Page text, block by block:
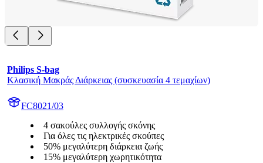
Philips S-bag
Κλασική Μακράς Διάρκειας (συσκευασία 4 τεμαχίων)
FC8021/03
4 σακούλες συλλογής σκόνης
Για όλες τις ηλεκτρικές σκούπες
50% μεγαλύτερη διάρκεια ζωής
15% μεγαλύτερη χωρητικότητα